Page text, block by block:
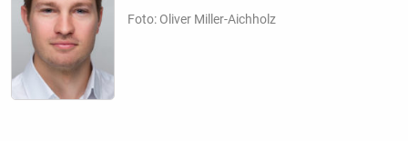
Foto: Oliver Miller-Aichholz